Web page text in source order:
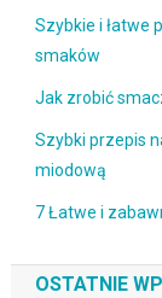
Szybkie i łatwe
smaków
Jak zrobić
Szybki przepis
miodową
7 Łatwe i
OSTATNIE